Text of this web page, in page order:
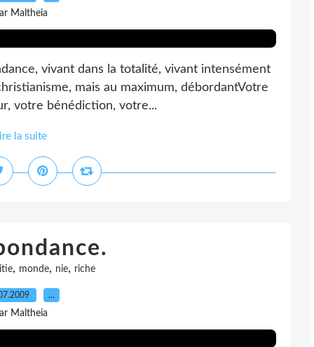
Maltheia
vivant dans la totalité, vivant intensément
mais au maximum, débordantVotre
votre bénédiction, votre...
la suite
, monde, nie, riche
…
Maltheia